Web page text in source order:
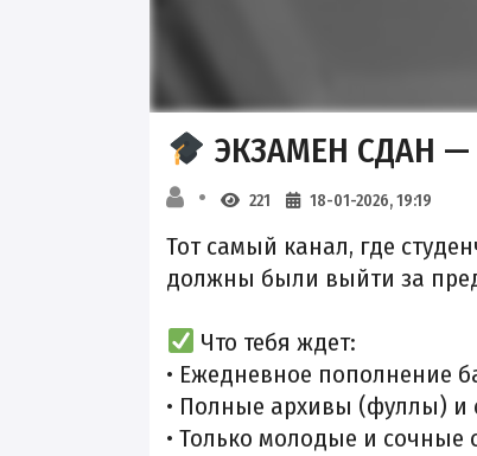
ЭКЗАМЕН СДАН
221 18-01-2026, 19:19
Тот самый канал, где
должны были выйти за
Что тебя ждет:
• Ежедневное пополнение
• Полные архивы (фуллы) и
• Только молодые и сочные